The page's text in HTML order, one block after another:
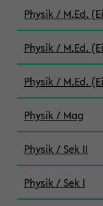
Physik / M.Ed.
Physik / M.Ed.
Physik / M.Ed.
Physik / Mag
Physik / Sek II
Physik / Sek I